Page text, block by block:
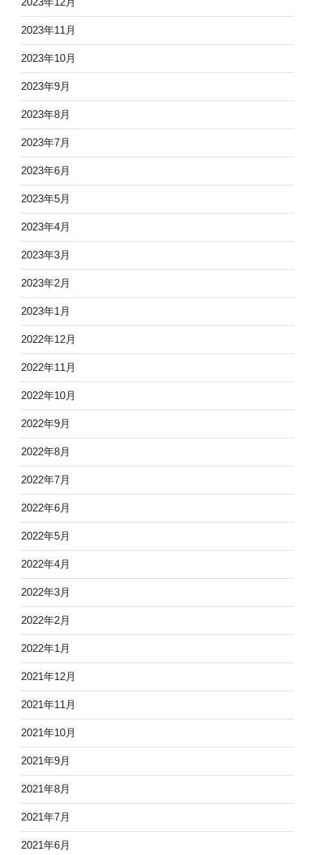
2023年11月
2023年10月
2023年9月
2023年8月
2023年7月
2023年6月
2023年5月
2023年4月
2023年3月
2023年2月
2023年1月
2022年12月
2022年11月
2022年10月
2022年9月
2022年8月
2022年7月
2022年6月
2022年5月
2022年4月
2022年3月
2022年2月
2022年1月
2021年12月
2021年11月
2021年10月
2021年9月
2021年8月
2021年7月
2021年6月